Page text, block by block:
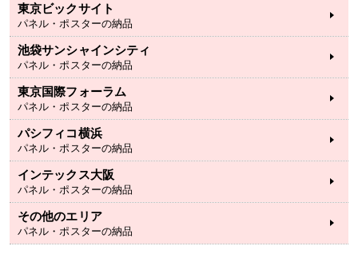
東京ビックサイト
パネル・ポスターの納品
池袋サンシャインシティ
パネル・ポスターの納品
東京国際フォーラム
パネル・ポスターの納品
パシフィコ横浜
パネル・ポスターの納品
インテックス大阪
パネル・ポスターの納品
その他のエリア
パネル・ポスターの納品